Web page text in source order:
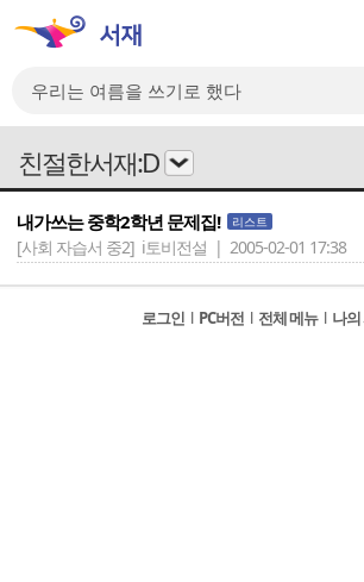
친절한서재:D
내가쓰는 중학2학년 문제집! 리스트
[사회 자습서 중2] i토비전설 | 2005-02-01 17:38
로그인 l PC버전 l 전체 메뉴 l 나